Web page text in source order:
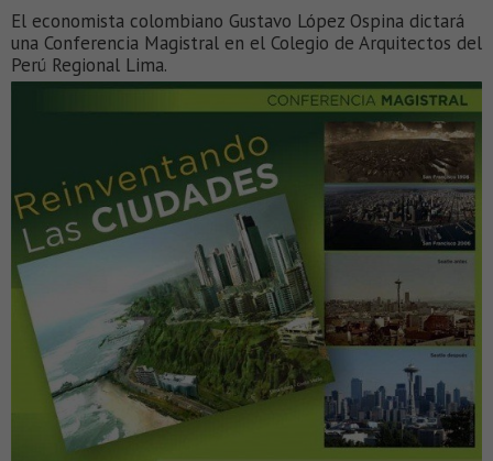
El economista colombiano Gustavo López Ospina dictará
una Conferencia Magistral en el Colegio de Arquitectos del
Perú Regional Lima.